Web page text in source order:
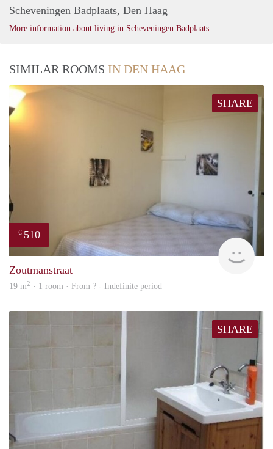
Scheveningen Badplaats, Den Haag
More information about living in Scheveningen Badplaats
SIMILAR ROOMS IN DEN HAAG
SHARE
€ 510
Zoutmanstraat
19 m2 · 1 room · From ? - Indefinite period
SHARE